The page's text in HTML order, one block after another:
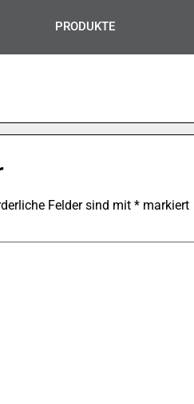
PRODUKTE
Felder sind mit * markiert